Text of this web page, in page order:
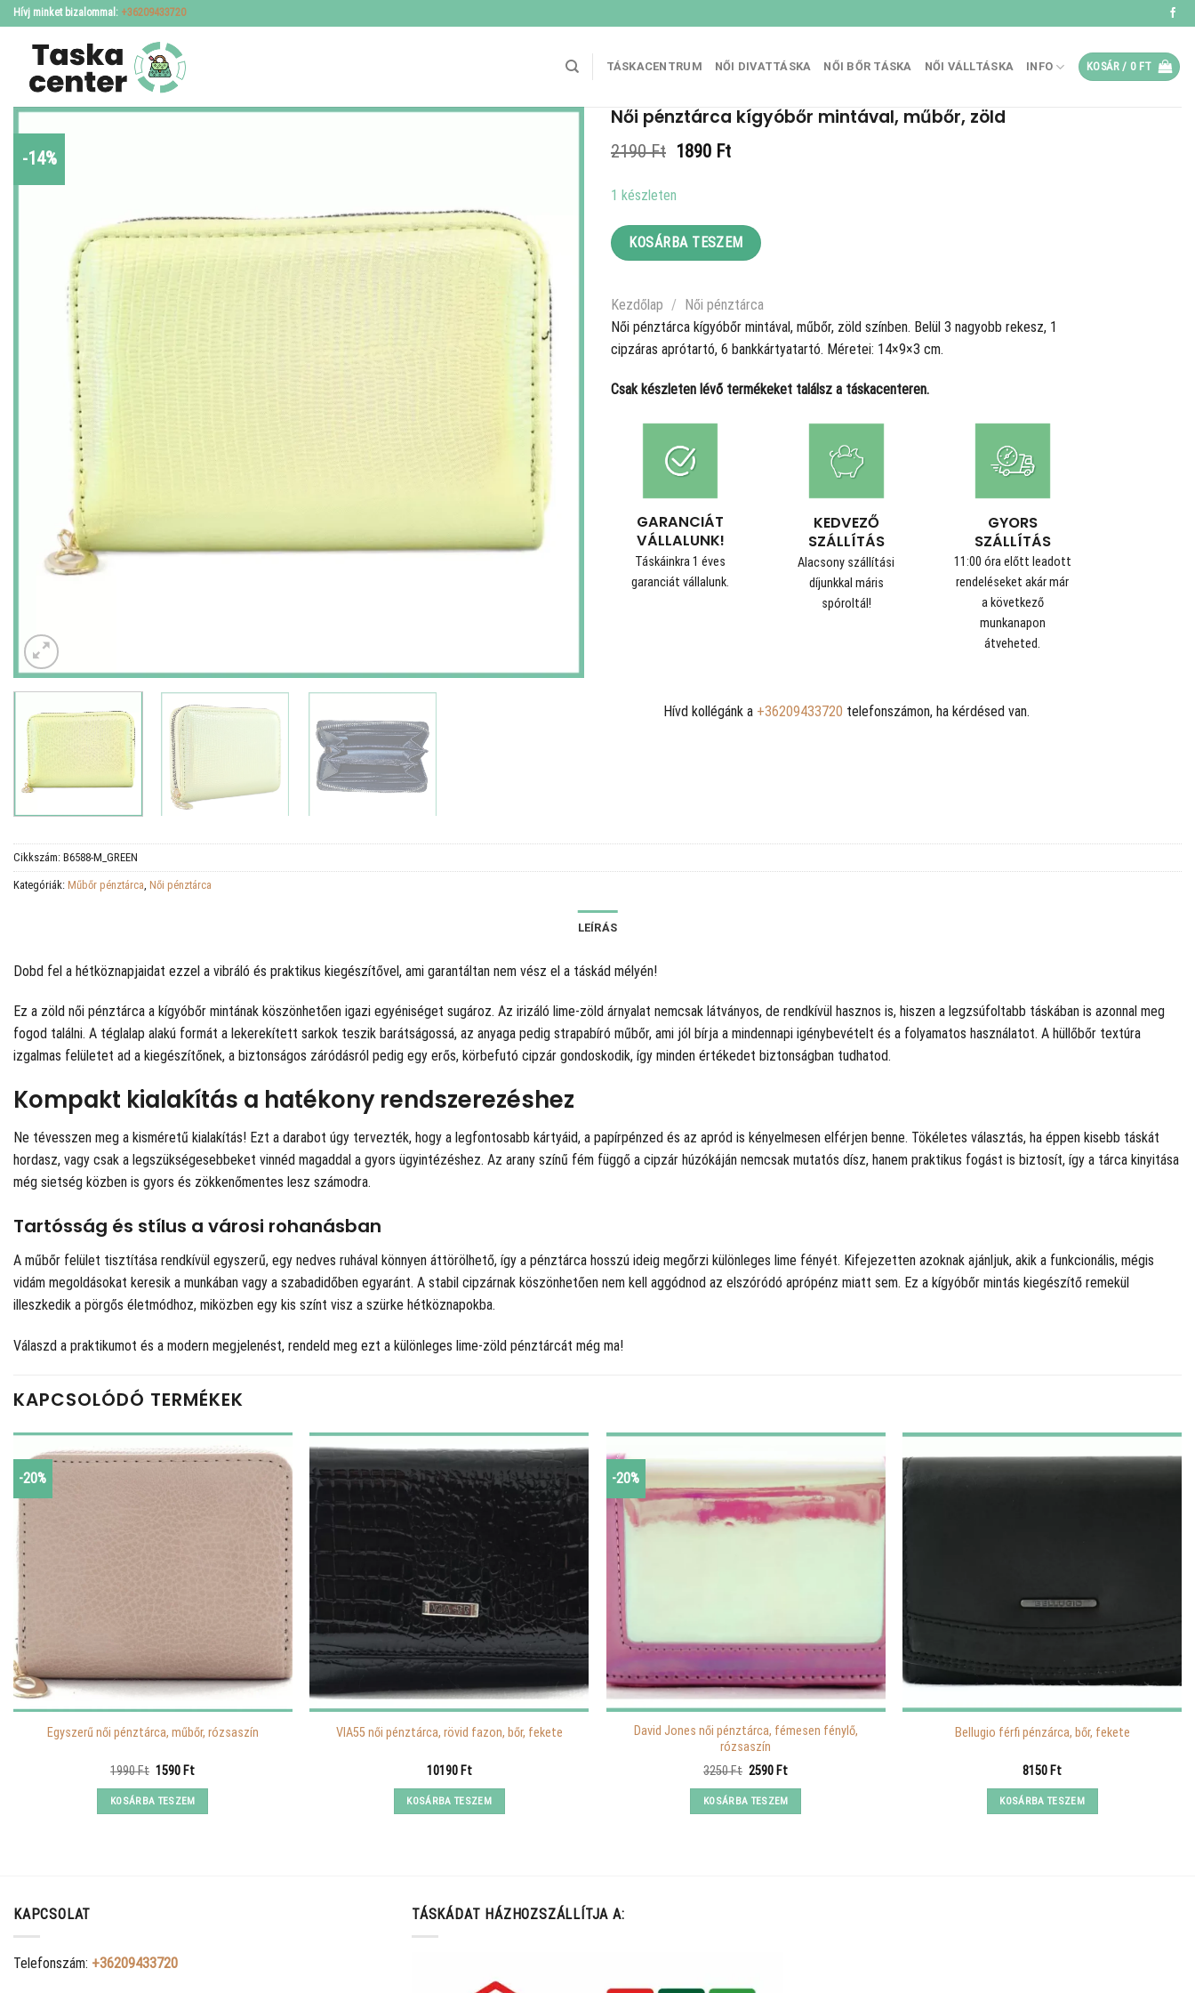
Skip
to
content
Hívj minket bizalommal: +36209433720
TÁSKACENTRUM NŐI DIVATTÁSKA NŐI BŐR TÁSKA NŐI VÁLLTÁSKA INFO KOSÁR / 0 FT
-14%
Női pénztárca kígyóbőr mintával, műbőr, zöld
2190Ft Original
2190 Ft.
1890 FtCurrent
1 készleten
KOSÁRBA TESZEM
Kezdőlap / Női pénztárca
Női pénztárca kígyóbőr mintával, műbőr, zöld színben. Belül 3 nagyobb rekesz, 1
cipzáras aprótartó, 6 bankkártyatartó. Méretei: 14×9×3 cm.
Csak készleten lévő termékeket találsz a táskacenteren.
GARANCIÁT
VÁLLALUNK!
Táskáinkra 1 éves
garanciát vállalunk.
KEDVEZŐ
SZÁLLÍTÁS
Alacsony szállítási
díjunkkal máris
spóroltál!
GYORS
SZÁLLÍTÁS
11:00 óra előtt leadott
rendeléseket akár már
a következő
munkanapon
átveheted.
Hívd kollégánk a +36209433720 telefonszámon, ha kérdésed van.
Cikkszám: B6588-M_GREEN
Kategóriák: Műbőr pénztárca Női pénztárca
LEÍRÁS
Dobd fel a hétköznapjaidat ezzel a vibráló és praktikus kiegészítővel, ami garantáltan nem vész el a táskád mélyén!
Ez a zöld női pénztárca a kígyóbőr mintának köszönhetően igazi egyéniséget sugároz. Az irizáló lime-zöld árnyalat nemcsak látványos, de rendkívül hasznos is, hiszen a legzsúfoltabb táskában is azonnal meg
fogod találni. A téglalap alakú formát a lekerekített sarkok teszik barátságossá, az anyaga pedig strapabíró műbőr, ami jól bírja a mindennapi igénybevételt és a folyamatos használatot. A hüllőbőr textúra
izgalmas felületet ad a kiegészítőnek, a biztonságos záródásról pedig egy erős, körbefutó cipzár gondoskodik, így minden értékedet biztonságban tudhatod.
Kompakt kialakítás a hatékony rendszerezéshez
Ne tévesszen meg a kisméretű kialakítás! Ezt a darabot úgy tervezték, hogy a legfontosabb kártyáid, a papírpénzed és az apród is kényelmesen elférjen benne. Tökéletes választás, ha éppen kisebb táskát
hordasz, vagy csak a legszükségesebbeket vinnéd magaddal a gyors ügyintézéshez. Az arany színű fém függő a cipzár húzókáján nemcsak mutatós dísz, hanem praktikus fogást is biztosít, így a tárca kinyitása
még sietség közben is gyors és zökkenőmentes lesz számodra.
Tartósság és stílus a városi rohanásban
A műbőr felület tisztítása rendkívül egyszerű, egy nedves ruhával könnyen áttörölhető, így a pénztárca hosszú ideig megőrzi különleges lime fényét. Kifejezetten azoknak ajánljuk, akik a funkcionális, mégis
vidám megoldásokat keresik a munkában vagy a szabadidőben egyaránt. A stabil cipzárnak köszönhetően nem kell aggódnod az elszóródó aprópénz miatt sem. Ez a kígyóbőr mintás kiegészítő remekül
illeszkedik a pörgős életmódhoz, miközben egy kis színt visz a szürke hétköznapokba.
Válaszd a praktikumot és a modern megjelenést, rendeld meg ezt a különleges lime-zöld pénztárcát még ma!
KAPCSOLÓDÓ TERMÉKEK
-20%
Egyszerű női pénztárca, műbőr, rózsaszín
1990Ft Original
was:
1990 Ft.
1590 FtCurrent
is:
1590 Ft.
KOSÁRBA TESZEM
VIA55 női pénztárca, rövid fazon, bőr, fekete
10190 Ft
KOSÁRBA TESZEM
-20%
David Jones női pénztárca, fémesen fénylő,
rózsaszín
3250Ft Original
was:
3250 Ft.
2590 FtCurrent
is:
2590 Ft.
KOSÁRBA TESZEM
Bellugio férfi pénzárca, bőr, fekete
8150 Ft
KOSÁRBA TESZEM
KAPCSOLAT
Telefonszám: +36209433720
TÁSKÁDAT HÁZHOZSZÁLLÍTJA A: